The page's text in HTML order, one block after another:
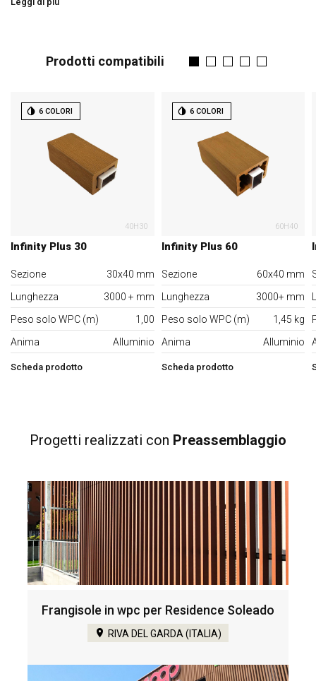
Prodotti compatibili
40H30
6 COLORI
Infinity Plus 30
Sezione
30x40 mm
Lunghezza
3000 + mm
Peso solo WPC (m)
1,00
Anima
Alluminio
Scheda prodotto
60H40
6 COLORI
Infinity Plus 60
Sezione
60x40 mm
Lunghezza
3000+ mm
Peso solo WPC (m)
1,45 kg
Anima
Alluminio
Scheda prodotto
Progetti realizzati con Preassemblaggio
Frangisole in wpc per Residence Soleado
RIVA DEL GARDA (ITALIA)